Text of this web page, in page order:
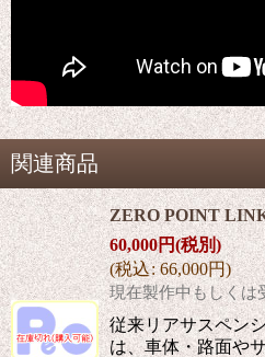
関連商品
ZERO POINT
60,000円(税別)
(税込: 66,000円)
現在製作中もしくは
従来リアサスペン
は、車体・路面や